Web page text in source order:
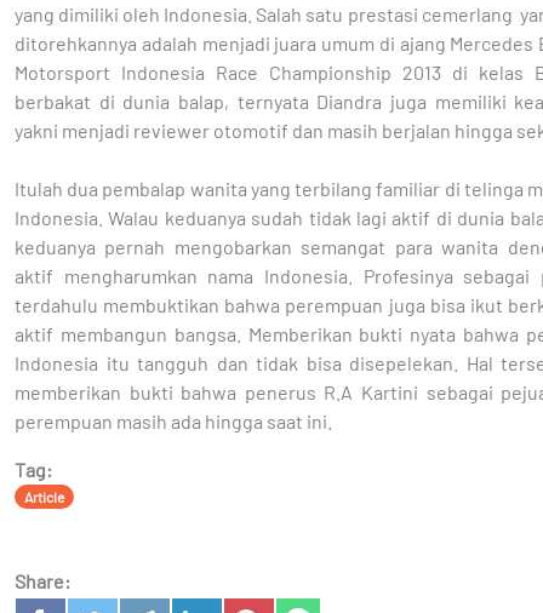
yang dimiliki oleh Indonesia. Salah satu prestasi cemerlang
ditorehkannya adalah menjadi juara umum di ajang Mercedes
Motorsport Indonesia Race Championship 2013 di kelas
berbakat di dunia balap, ternyata Diandra juga memiliki
yakni menjadi reviewer otomotif dan masih berjalan hingga
Itulah dua pembalap wanita yang terbilang familiar di telinga
Indonesia. Walau keduanya sudah tidak lagi aktif di dunia
keduanya pernah mengobarkan semangat para wanita
aktif mengharumkan nama Indonesia. Profesinya sebagai
terdahulu membuktikan bahwa perempuan juga bisa ikut
aktif membangun bangsa. Memberikan bukti nyata bahwa
Indonesia itu tangguh dan tidak bisa disepelekan. Hal
memberikan bukti bahwa penerus R.A Kartini sebagai
perempuan masih ada hingga saat ini.
Tag:
Article
Share: